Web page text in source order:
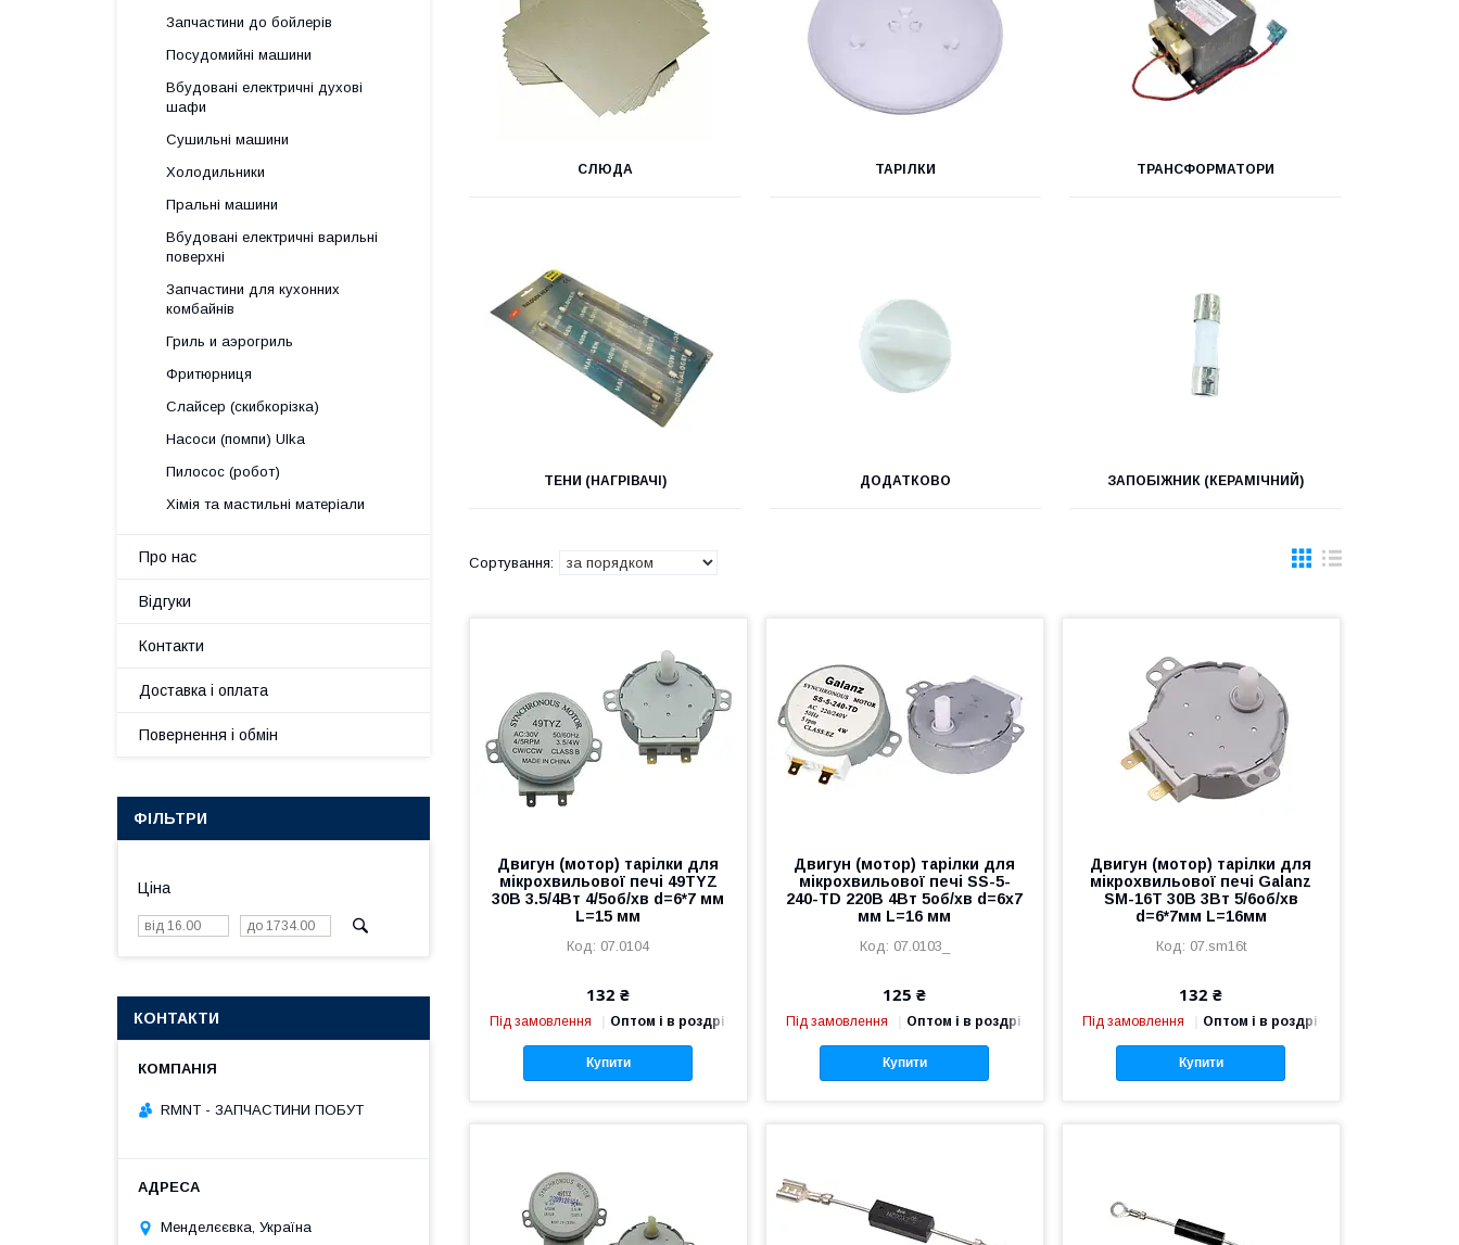
СЛЮДА ТАРІЛКИ ТРАНСФОРМАТОРИ
ТЕНИ (НАГРІВАЧІ) ДОДАТКОВО ЗАПОБІЖНИК (КЕРАМІЧНИЙ)
Двигун (мотор) тарілки для
мікрохвильової печі 49TYZ
30В 3.5/4Вт 4/5об/хв d=6*7 мм
L=15 мм
07.0104
132 ₴
Під замовлення Оптом і в роздріб
Купити
Двигун (мотор) тарілки для
мікрохвильової печі SS-5-
240-TD 220В 4Вт 5об/хв d=6x7
мм L=16 мм
07.0103_
125 ₴
Під замовлення Оптом і в роздріб
Купити
Двигун (мотор) тарілки для
мікрохвильової печі Galanz
SM-16T 30В 3Вт 5/6об/хв
d=6*7мм L=16мм
07.sm16t
132 ₴
Під замовлення Оптом і в роздріб
Купити
Запчастини до бойлерів
Посудомийні машини
Вбудовані електричні духові
шафи
Сушильні машини
Холодильники
Пральні машини
Вбудовані електричні варильні
поверхні
Запчастини для кухонних
комбайнів
Гриль и аэрогриль
Фритюрниця
Слайсер (скибкорізка)
Насоси (помпи) Ulka
Пилосос (робот)
Хімія та мастильні матеріали
Про нас
Відгуки
Контакти
Доставка і оплата
Повернення і обмін
ФІЛЬТРИ
Ціна
КОНТАКТИ
RMNT - ЗАПЧАСТИНИ ПОБУТ
Менделєєвка, Україна